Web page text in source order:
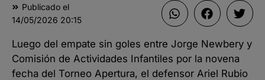
Publicado el
14/05/2026 20:15
Luego del empate sin goles entre Jorge Newbery y
Comisión de Actividades Infantiles por la novena
fecha del Torneo Apertura, el defensor Ariel Rubio